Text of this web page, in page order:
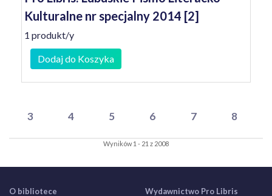
Kulturalne nr specjalny 2014 [2]
1 produkt/y
Dodaj do Koszyka
3 4 5 6 7 8
Wyników 1 - 21 z 2008
O bibliotece
Wydawnictwo Pro Libris